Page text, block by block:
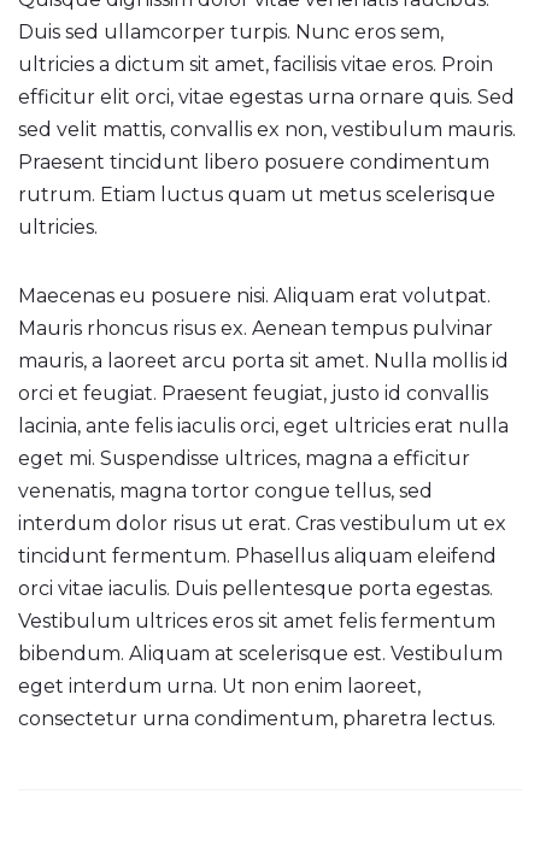
Duis sed ullamcorper turpis. Nunc eros sem,
ultricies a dictum sit amet, facilisis vitae eros. Proin
efficitur elit orci, vitae egestas urna ornare quis. Sed
sed velit mattis, convallis ex non, vestibulum mauris.
Praesent tincidunt libero posuere condimentum
rutrum. Etiam luctus quam ut metus scelerisque
ultricies.
Maecenas eu posuere nisi. Aliquam erat volutpat.
Mauris rhoncus risus ex. Aenean tempus pulvinar
mauris, a laoreet arcu porta sit amet. Nulla mollis id
orci et feugiat. Praesent feugiat, justo id convallis
lacinia, ante felis iaculis orci, eget ultricies erat nulla
eget mi. Suspendisse ultrices, magna a efficitur
venenatis, magna tortor congue tellus, sed
interdum dolor risus ut erat. Cras vestibulum ut ex
tincidunt fermentum. Phasellus aliquam eleifend
orci vitae iaculis. Duis pellentesque porta egestas.
Vestibulum ultrices eros sit amet felis fermentum
bibendum. Aliquam at scelerisque est. Vestibulum
eget interdum urna. Ut non enim laoreet,
consectetur urna condimentum, pharetra lectus.